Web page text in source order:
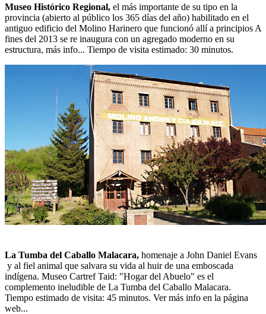
Museo Histórico Regional, el más importante de su tipo en la
provincia (abierto al público los 365 días del año) habilitado en el
antiguo edificio del Molino Harinero que funcionó allí a principios A
fines del 2013 se re inaugura con un agregado moderno en su
estructura, más info... Tiempo de visita estimado: 30 minutos.
La Tumba del Caballo Malacara, homenaje a John Daniel Evans
y al fiel animal que salvara su vida al huir de una emboscada
indígena. Museo Cartref Taid: "Hogar del Abuelo" es el
complemento ineludible de La Tumba del Caballo Malacara.
Tiempo estimado de visita: 45 minutos. Ver más info en la página
web...